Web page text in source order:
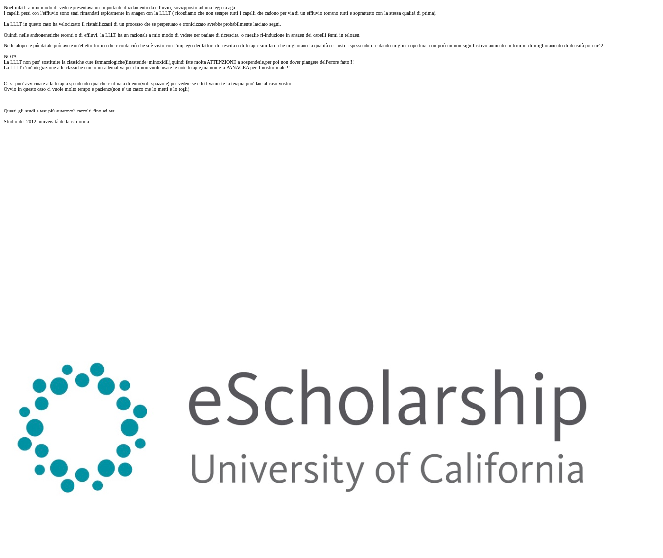
Noel infatti a mio modo di vedere presentava un importante diradamento da effluvio, sovrapposto ad una leggera aga.
I capelli persi con l'effluvio sono stati rimandati rapidamente in anagen con la LLLT ( ricordiamo che non sempre tutti i capelli che cadono per via di un effluvio tornano tutti e soprattutto con la stessa qualità di prima).
La LLLT in questo caso ha velocizzato il ristabilizzarsi di un processo che se perpetuato e cronicizzato avrebbe probabilmente lasciato segni.
Quindi nelle androgenetiche recenti o di effluvi, la LLLT ha un razionale a mio modo di vedere per parlare di ricrescita, o meglio ri-induzione in anagen dei capelli fermi in telogen.
Nelle alopecie più datate può avere un'effetto trofico che ricorda ciò che si è visto con l'impiego dei fattori di crescita o di terapie similari, che migliorano la qualità dei fusti, ispessendoli, e dando miglior copertura, con però un non significativo aumento in termini di miglioramento di densità per cm^2.
NOTA
La LLLT non puo' sostituire la classiche cure farmacologiche(finasteride+minoxidil),quindi fate molta ATTENZIONE a sospenderle,per poi non dover piangere dell'errore fatto!!!
La LLLT e'un'integrazione alle classiche cure o un alternativa per chi non vuole usare le note terapie,ma non e'la PANACEA per il nostro male !!
Ci si puo' avvicinare alla terapia spendendo qualche centinaia di euro(vedi spazzole),per vedere se effettivamente la terapia puo' fare al caso vostro.
Ovvio in questo caso ci vuole molto tempo e pazienza(non e' un casco che lo metti e lo togli)
Questi gli studi e test piú auterovoli raccolti fino ad ora:
Studio del 2012, università della california